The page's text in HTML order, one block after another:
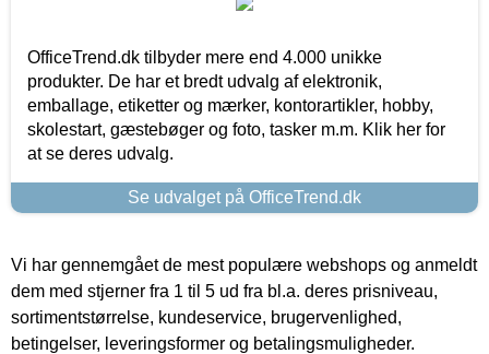
OfficeTrend.dk tilbyder mere end 4.000 unikke
produkter. De har et bredt udvalg af elektronik,
emballage, etiketter og mærker, kontorartikler, hobby,
skolestart, gæstebøger og foto, tasker m.m. Klik her for
at se deres udvalg.
Se udvalget på OfficeTrend.dk
Vi har gennemgået de mest populære webshops og anmeldt
dem med stjerner fra 1 til 5 ud fra bl.a. deres prisniveau,
sortimentstørrelse, kundeservice, brugervenlighed,
betingelser, leveringsformer og betalingsmuligheder.